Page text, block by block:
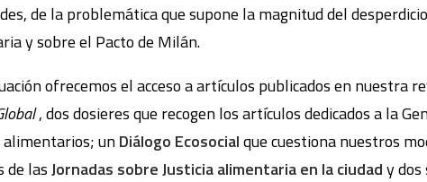
de la problemática que supone la magnitud del
y sobre el Pacto de Milán.
ofrecemos el acceso a artículos publicados en nuestra
, dos dosieres que recogen los artículos dedicados a la
alimentarios; unDiálogo Ecosocialque cuestiona nuestros
de lasJornadas sobre Justicia alimentaria en la ciudady dos